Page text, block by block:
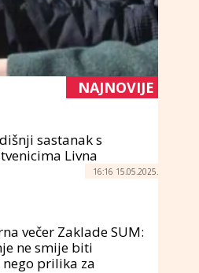
NAJNOVIJE
sastanak s
Livna
16:16 15.05.2025.
večer Zaklade SUM:
ne smije biti
prilika za